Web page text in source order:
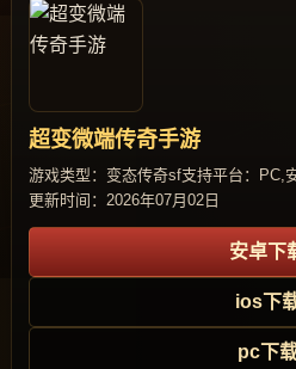
超变微端传奇手游
游戏类型：变态传奇sf支持平台：PC,
更新时间：2026年07月02日
安卓下
ios下
pc下